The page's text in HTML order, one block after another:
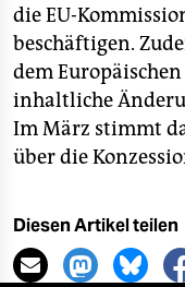
die EU-
beschäftigen.
dem
inhaltliche
Im März stimmt
über die
Diesen Artikel teilen